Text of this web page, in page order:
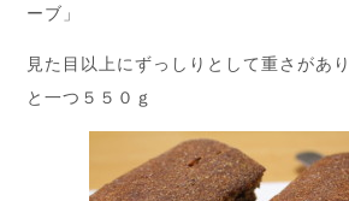
ーブ」
見た目以上にずっしりとして重さがあ
と一つ５５０ｇ